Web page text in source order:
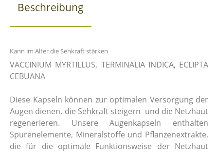
Beschreibung
Kann im Alter die Sehkraft stärken
VACCINIUM MYRTILLUS, TERMINALIA INDICA, ECLIPTA
CEBUANA
Diese Kapseln können zur optimalen Versorgung der
Augen dienen, die Sehkraft steigern und die Netzhaut
regenerieren. Unsere Augenkapseln enthalten
Spurenelemente, Mineralstoffe und Pflanzenextrakte,
die für die optimale Funktionsweise der Netzhaut